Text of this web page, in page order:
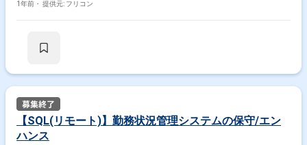
1年前・ 提供元: フリコン
【SQL(リモート)】勤務状況管理システムの保守/エン
ハンス